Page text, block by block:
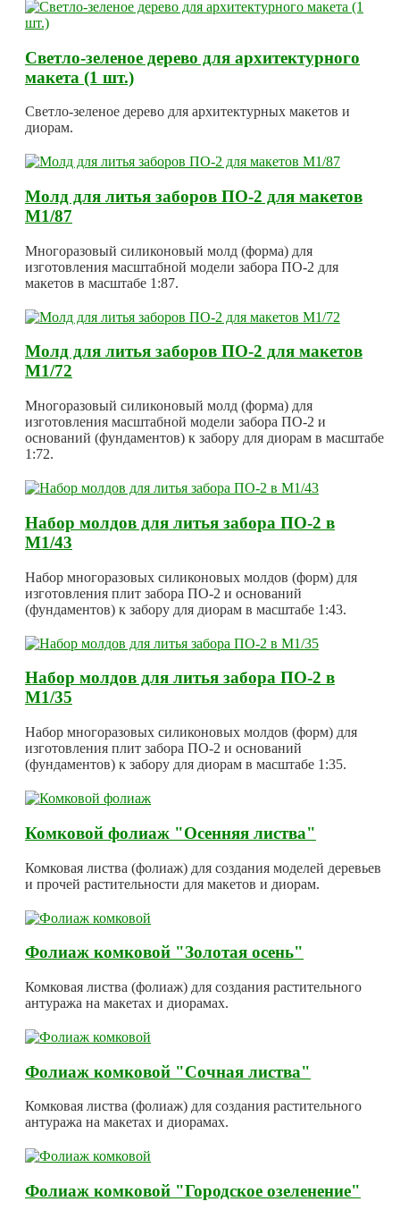
Светло-зеленое дерево для архитектурного
макета (1 шт.)
Светло-зеленое дерево для архитектурных макетов и
диорам.
Молд для литья заборов ПО-2 для макетов
М1/87
Многоразовый силиконовый молд (форма) для
изготовления масштабной модели забора ПО-2 для
макетов в масштабе 1:87.
Молд для литья заборов ПО-2 для макетов
М1/72
Многоразовый силиконовый молд (форма) для
изготовления масштабной модели забора ПО-2 и
оснований (фундаментов) к забору для диорам в масштабе
1:72.
Набор молдов для литья забора ПО-2 в
М1/43
Набор многоразовых силиконовых молдов (форм) для
изготовления плит забора ПО-2 и оснований
(фундаментов) к забору для диорам в масштабе 1:43.
Набор молдов для литья забора ПО-2 в
М1/35
Набор многоразовых силиконовых молдов (форм) для
изготовления плит забора ПО-2 и оснований
(фундаментов) к забору для диорам в масштабе 1:35.
Комковой фолиаж "Осенняя листва"
Комковая листва (фолиаж) для создания моделей деревьев
и прочей растительности для макетов и диорам.
Фолиаж комковой "Золотая осень"
Комковая листва (фолиаж) для создания растительного
антуража на макетах и диорамах.
Фолиаж комковой "Сочная листва"
Комковая листва (фолиаж) для создания растительного
антуража на макетах и диорамах.
Фолиаж комковой "Городское озеленение"